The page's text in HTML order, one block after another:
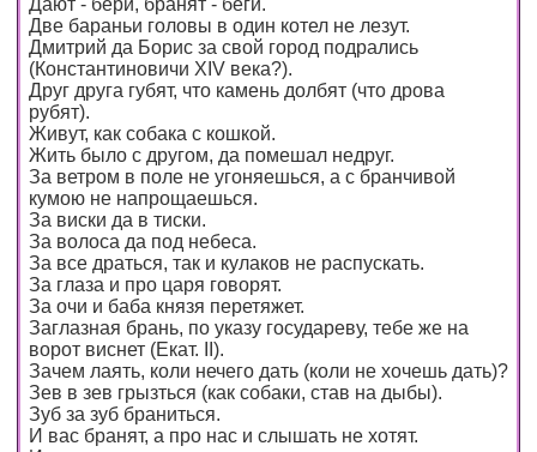
Дают - бери, бранят - беги.
Две бараньи головы в один котел не лезут.
Дмитрий да Борис за свой город подрались
(Константиновичи XIV века?).
Друг друга губят, что камень долбят (что дрова
рубят).
Живут, как собака с кошкой.
Жить было с другом, да помешал недруг.
За ветром в поле не угоняешься, а с бранчивой
кумою не напрощаешься.
За виски да в тиски.
За волоса да под небеса.
За все драться, так и кулаков не распускать.
За глаза и про царя говорят.
За очи и баба князя перетяжет.
Заглазная брань, по указу государеву, тебе же на
ворот виснет (Екат. II).
Зачем лаять, коли нечего дать (коли не хочешь дать)?
Зев в зев грызться (как собаки, став на дыбы).
Зуб за зуб браниться.
И вас бранят, а про нас и слышать не хотят.